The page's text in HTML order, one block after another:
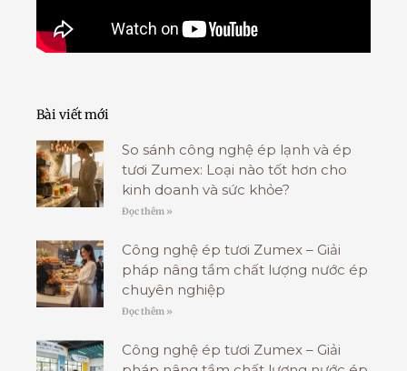
Bài viết mới
So sánh công nghệ ép lạnh và ép
tươi Zumex: Loại nào tốt hơn cho
kinh doanh và sức khỏe?
Đọc thêm »
Công nghệ ép tươi Zumex – Giải
pháp nâng tầm chất lượng nước ép
chuyên nghiệp
Đọc thêm »
Công nghệ ép tươi Zumex – Giải